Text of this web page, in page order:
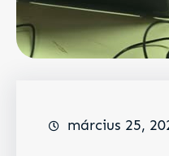
március 25,